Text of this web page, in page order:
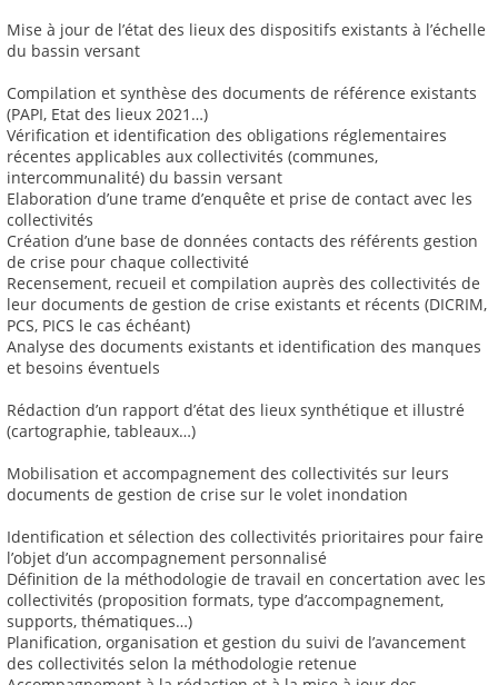
Mise à jour de l’état des lieux des dispositifs existants à l’échelle
du bassin versant
Compilation et synthèse des documents de référence existants
(PAPI, Etat des lieux 2021…)
Vérification et identification des obligations réglementaires
récentes applicables aux collectivités (communes,
intercommunalité) du bassin versant
Elaboration d’une trame d’enquête et prise de contact avec les
collectivités
Création d’une base de données contacts des référents gestion
de crise pour chaque collectivité
Recensement, recueil et compilation auprès des collectivités de
leur documents de gestion de crise existants et récents (DICRIM,
PCS, PICS le cas échéant)
Analyse des documents existants et identification des manques
et besoins éventuels
Rédaction d’un rapport d’état des lieux synthétique et illustré
(cartographie, tableaux…)
Mobilisation et accompagnement des collectivités sur leurs
documents de gestion de crise sur le volet inondation
Identification et sélection des collectivités prioritaires pour faire
l’objet d’un accompagnement personnalisé
Définition de la méthodologie de travail en concertation avec les
collectivités (proposition formats, type d’accompagnement,
supports, thématiques…)
Planification, organisation et gestion du suivi de l’avancement
des collectivités selon la méthodologie retenue